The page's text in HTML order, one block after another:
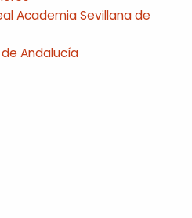
Academia Sevillana de
Andalucía